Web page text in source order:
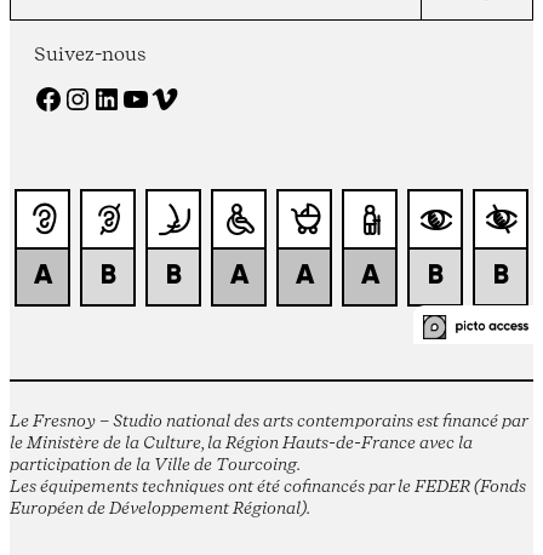
Suivez-nous
Facebook Instagram LinkedIn YouTube Vimeo
Le Fresnoy – Studio national des arts contemporains est financé par
le Ministère de la Culture, la Région Hauts-de-France avec la
participation de la Ville de Tourcoing.
Les équipements techniques ont été cofinancés par le FEDER (Fonds
Européen de Développement Régional).